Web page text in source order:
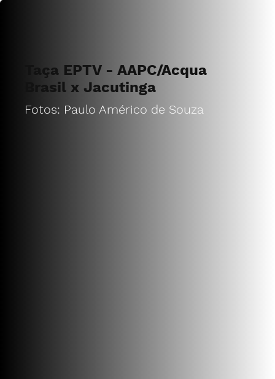
Fotos: Paulo Américo de Souza
Taça EPTV - AAPC/Acqua
Brasil x Jacutinga